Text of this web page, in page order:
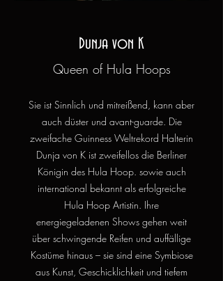
Dunja von K
Queen of Hula Hoops
Sie ist Sinnlich und mitreißend, kann aber
auch düster und avant-guarde. Die
zweifache Guinness Weltrekord Halterin
Dunja von K ist zweifellos die Berliner
Königin des Hula Hoop. sowie auch
international bekannt als erfolgreiche
Hula Hoop Artistin. Ihre
energiegeladenen Shows gehen weit
über schwingende Reifen und auffällige
Kostüme hinaus – sie sind eine Symbiose
aus Kunst, Geschicklichkeit und tiefem